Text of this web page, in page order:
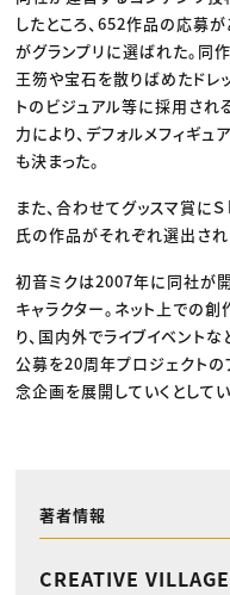
したところ、652作品の応募
がグランプリに選ばれた。同
王笏や宝石を散りばめたドレ
トのビジュアル等に採用され
力により、デフォルメフィギュ
も決まった。
また、合わせてグッスマ賞に
氏の作品がそれぞれ選出され
初音ミクは2007年に同社が
キャラクター。ネット上での
り、国内外でライブイベント
公募を20周年プロジェクト
念企画を展開していくとしてい
著者情報
CREATIVE